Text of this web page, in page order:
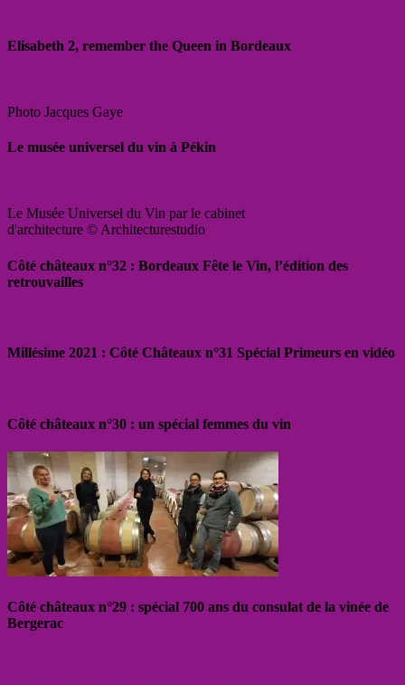
Elisabeth 2, remember the Queen in Bordeaux
Photo Jacques Gaye
Le musée universel du vin à Pékin
Le Musée Universel du Vin par le cabinet
d'architecture © Architecturestudio
Côté châteaux n°32 : Bordeaux Fête le Vin, l’édition des
retrouvailles
Millésime 2021 : Côté Châteaux n°31 Spécial Primeurs en vidéo
Côté châteaux n°30 : un spécial femmes du vin
Côté châteaux n°29 : spécial 700 ans du consulat de la vinée de
Bergerac